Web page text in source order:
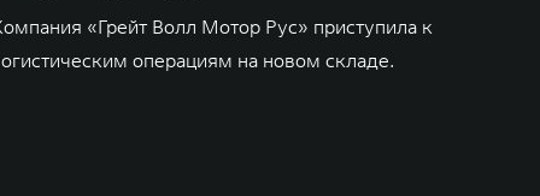
«Грейт Волл Мотор Рус» приступила к
операциям на новом складе.